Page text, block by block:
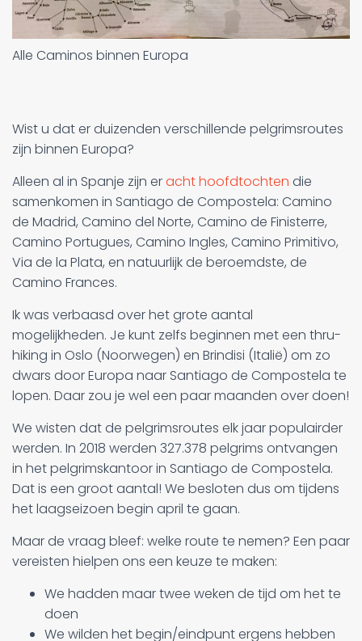
Alle Caminos binnen Europa
Wist u dat er duizenden verschillende pelgrimsroutes
zijn binnen Europa?
Alleen al in Spanje zijn eracht hoofdtochten die
samenkomen in Santiago de Compostela: Camino
de Madrid, Camino del Norte, Camino de Finisterre,
Camino Portugues, Camino Ingles, Camino Primitivo,
Via de la Plata, en natuurlijk de beroemdste, de
Camino Frances.
Ik was verbaasd over het grote aantal
mogelijkheden. Je kunt zelfs beginnen met een thru-
hiking in Oslo (Noorwegen) en Brindisi (Italië) om zo
dwars door Europa naar Santiago de Compostela te
lopen. Daar zou je wel een paar maanden over doen!
We wisten dat de pelgrimsroutes elk jaar populairder
werden. In 2018 werden 327.378 pelgrims ontvangen
in het pelgrimskantoor in Santiago de Compostela.
Dat is een groot aantal! We besloten dus om tijdens
het laagseizoen begin april te gaan.
Maar de vraag bleef: welke route te nemen? Een paar
vereisten hielpen ons een keuze te maken:
We hadden maar twee weken de tijd om het te
doen
We wilden het begin/eindpunt ergens hebben